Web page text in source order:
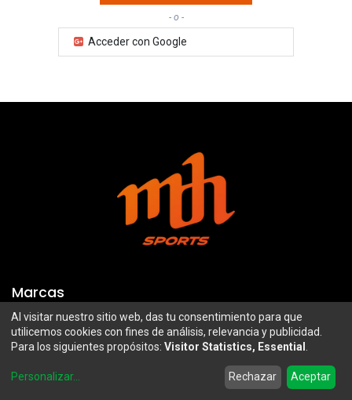
Wishlist Account
- o -
Acceder con Google
Marcas
Troy Lee Designs
100%
Airoh
Mazawi
SIDI
Al visitar nuestro sitio web, das tu consentimiento para que
utilicemos cookies con fines de análisis, relevancia y publicidad.
Para los siguientes propósitos: Visitor Statistics, Essential
Personalizar... Rechazar Aceptar